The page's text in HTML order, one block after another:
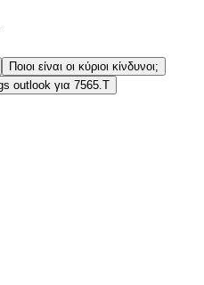
Ποιοι είναι οι κύριοι κίνδυνοι;
outlook για 7565.T